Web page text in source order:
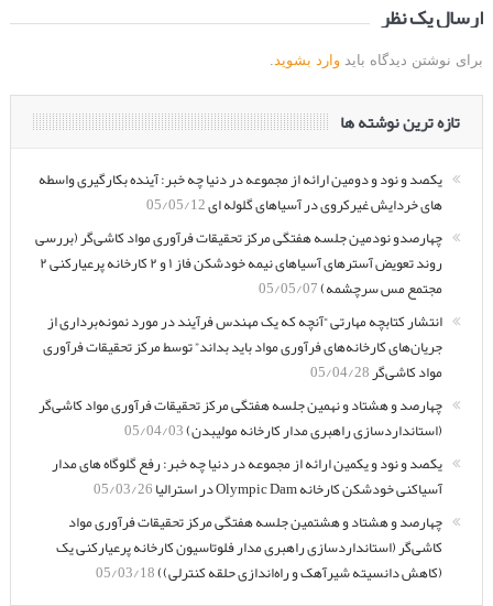
ارسال یک نظر
برای نوشتن دیدگاه باید وارد بشوید.
تازه ترین نوشته ها
یکصد و نود و دومین ارائه از مجموعه در دنیا چه خبر: آینده بکارگیری واسطه
های خردایش غیرکروی در آسیاهای گلوله ای05/05/12
چهارصدو نودمین جلسه هفتگی مرکز تحقیقات فرآوری مواد کاشی‌گر (بررسی
روند تعویض آسترهای آسیاهای نیمه خودشکن فاز ۱ و ۲ کارخانه پرعیارکنی ۲
مجتمع مس سرچشمه)05/05/07
انتشار کتابچه مهارتی “آنچه که یک مهندس فرآیند در مورد نمونه‌برداری از
جریان‌های کارخانه‌های فرآوری مواد باید بداند” توسط مرکز تحقیقات فرآوری
مواد کاشی‌گر05/04/28
چهارصد و هشتاد و نهمین جلسه هفتگی مرکز تحقیقات فرآوری مواد کاشی‌گر
(استانداردسازی راهبری مدار کارخانه مولیبدن)05/04/03
یکصد و نود و یکمین ارائه از مجموعه در دنیا چه خبر: رفع گلوگاه های مدار
آسیاکنی خودشکن کارخانه Olympic Dam در استرالیا
05/03/26
چهارصد و هشتاد و هشتمین جلسه هفتگی مرکز تحقیقات فرآوری مواد
کاشی‌گر (استانداردسازی راهبری مدار فلوتاسیون کارخانه پرعیارکنی یک
(کاهش دانسیته شیرآهک و راه‌اندازی حلقه کنترلی))05/03/18